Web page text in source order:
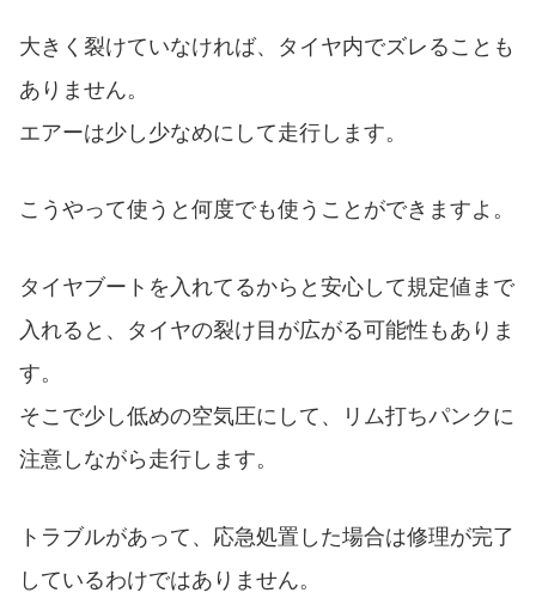
大きく裂けていなければ、タイヤ内でズレることも
ありません。
エアーは少し少なめにして走行します。
こうやって使うと何度でも使うことができますよ。
タイヤブートを入れてるからと安心して規定値まで
入れると、タイヤの裂け目が広がる可能性もありま
す。
そこで少し低めの空気圧にして、リム打ちパンクに
注意しながら走行します。
トラブルがあって、応急処置した場合は修理が完了
しているわけではありません。